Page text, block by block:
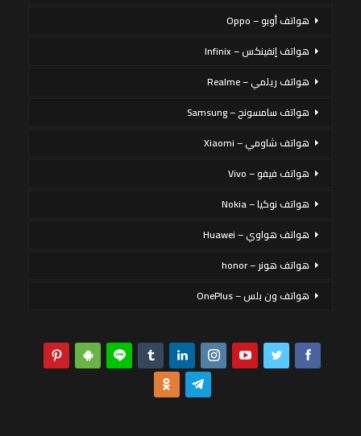
هواتف أوبو – Oppo
هواتف إنفينكس – Infinix
هواتف ريلمي – Realme
هواتف سامسونج – Samsung
هواتف شاومي – Xiaomi
هواتف فيفو – Vivo
هواتف نوكيا – Nokia
هواتف هواوي – Huawei
هواتف هونر – honor
هواتف ون بلس – OnePlus